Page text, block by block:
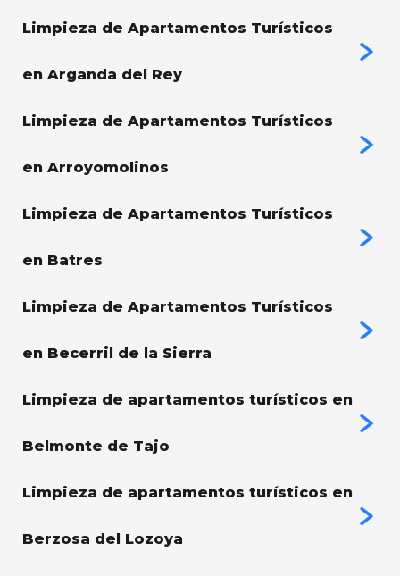
Limpieza de Apartamentos Turísticos
en Arganda del Rey
Limpieza de Apartamentos Turísticos
en Arroyomolinos
Limpieza de Apartamentos Turísticos
en Batres
Limpieza de Apartamentos Turísticos
en Becerril de la Sierra
Limpieza de apartamentos turísticos en
Belmonte de Tajo
Limpieza de apartamentos turísticos en
Berzosa del Lozoya